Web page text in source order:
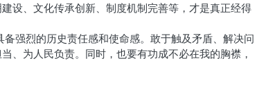
设、文化传承创新、制度机制完善等，才是真正经得
强烈的历史责任感和使命感。敢于触及矛盾、解决问
、为人民负责。同时，也要有功成不必在我的胸襟，